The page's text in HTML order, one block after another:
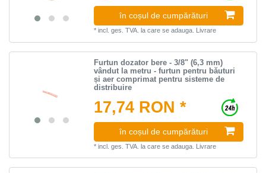
în coșul de cumpărături
*incl. ges. TVA. la care se adauga. Livrare
Furtun dozator bere - 3/8" (6,3 mm)
vândut la metru - furtun pentru băuturi
și aer comprimat pentru sisteme de
distribuire
17,74 RON *
în coșul de cumpărături
*incl. ges. TVA. la care se adauga. Livrare